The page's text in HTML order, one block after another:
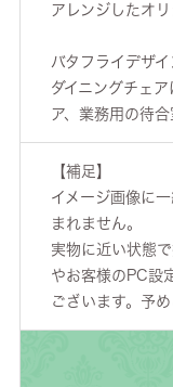
アレンジしたオリ
バタフライデザ
ダイニングチェ
ア、業務用の待
【補足】
イメージ画像に
まれません。
実物に近い状態
やお客様のPC設
ございます。予